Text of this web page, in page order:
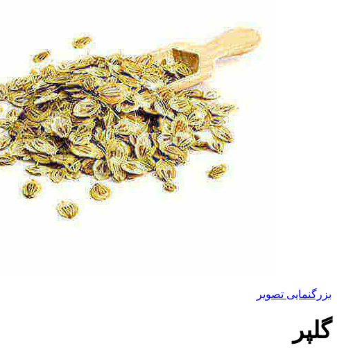
بزرگنمایی تصویر
گلپر